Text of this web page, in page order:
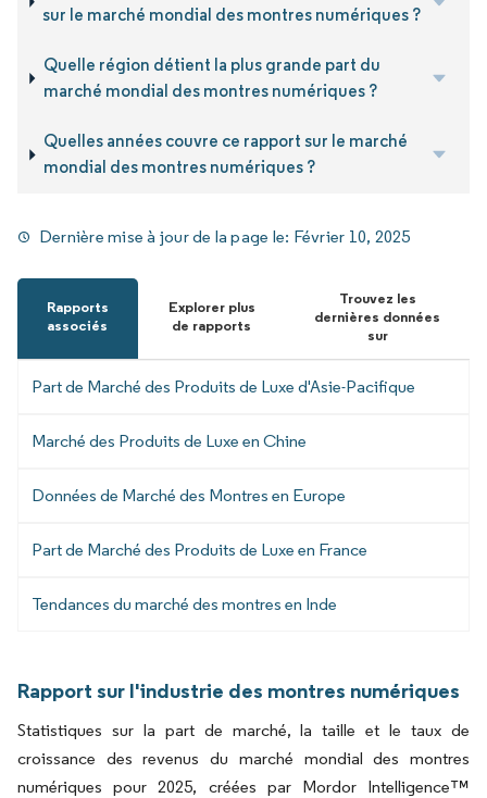
sur le marché mondial des montres numériques ?
Quelle région détient la plus grande part du
marché mondial des montres numériques ?
Quelles années couvre ce rapport sur le marché
mondial des montres numériques ?
Dernière mise à jour de la page le: Février 10, 2025
Rapports
associés
Explorer plus
de rapports
Trouvez les
dernières données
sur
Part de Marché des Produits de Luxe d'Asie-Pacifique
Marché des Produits de Luxe en Chine
Données de Marché des Montres en Europe
Part de Marché des Produits de Luxe en France
Tendances du marché des montres en Inde
Rapport sur l'industrie des montres numériques
Statistiques sur la part de marché, la taille et le taux de
croissance des revenus du marché mondial des montres
numériques pour 2025, créées par Mordor Intelligence™